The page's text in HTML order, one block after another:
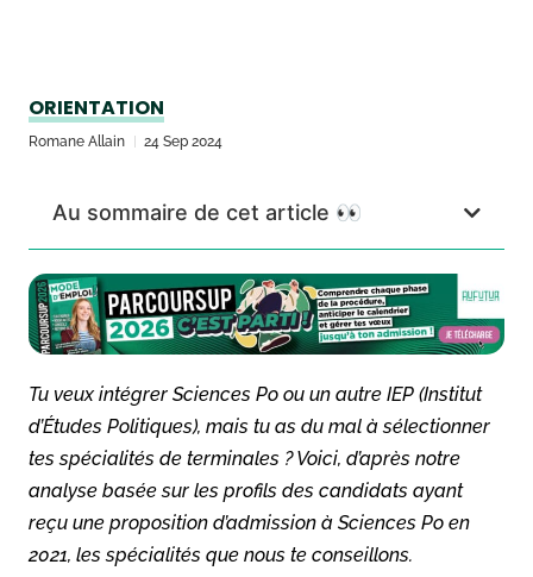
ORIENTATION
Romane Allain 24 Sep 2024
Au sommaire de cet article 👀
Tu veux intégrer Sciences Po ou un autre IEP (Institut
d’Études Politiques), mais tu as du mal à sélectionner
tes spécialités de terminales ? Voici, d’après notre
analyse basée sur les profils des candidats ayant
reçu une proposition d’admission à Sciences Po en
2021, les spécialités que nous te conseillons.